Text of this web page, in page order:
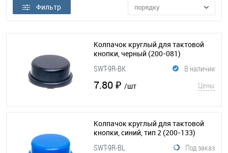
Фильтр порядку
Колпачок круглый для тактовой
кнопки, черный (200-081)
В наличии
SWT-9R-BK
7.80 ₽ /шт Цены
Колпачок круглый для тактовой
кнопки, синий, тип 2 (200-133)
Под заказ
SWT-9R-BL